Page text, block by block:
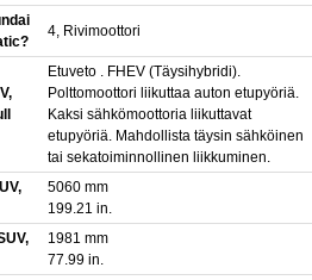
4, Rivimoottori
Etuveto . FHEV (Täysihybridi).
Polttomoottori liikuttaa auton etupyöriä.
Kaksi sähkömoottoria liikuttavat
etupyöriä. Mahdollista täysin sähköinen
tai sekatoiminnollinen liikkuminen.
5060 mm
199.21 in.
1981 mm
77.99 in.